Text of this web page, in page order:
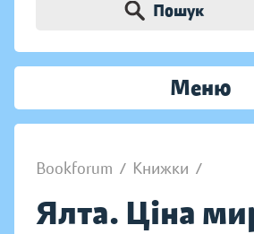
Пошук
Меню
Bookforum / Книжки /
Ялта. Ціна